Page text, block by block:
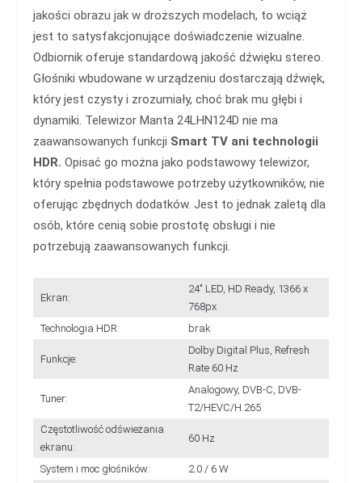
jakości obrazu jak w droższych modelach, to wciąż
jest to satysfakcjonujące doświadczenie wizualne.
Odbiornik oferuje standardową jakość dźwięku stereo.
Głośniki wbudowane w urządzeniu dostarczają dźwięk,
który jest czysty i zrozumiały, choć brak mu głębi i
dynamiki. Telewizor Manta 24LHN124D nie ma
zaawansowanych funkcji Smart TV ani technologii
HDR. Opisać go można jako podstawowy telewizor,
który spełnia podstawowe potrzeby użytkowników, nie
oferując zbędnych dodatków. Jest to jednak zaletą dla
osób, które cenią sobie prostotę obsługi i nie
potrzebują zaawansowanych funkcji.
Ekran:
24" LED, HD Ready, 1366 x
768px
Technologia HDR:
brak
Funkcje:
Dolby Digital Plus, Refresh
Rate 60 Hz
Tuner:
Analogowy, DVB-C, DVB-
T2/HEVC/H.265
Częstotliwość odświeżania
ekranu:
60 Hz
System i moc głośników:
2.0 / 6 W